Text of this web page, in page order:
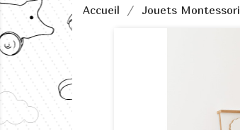
Accueil Jouets Montessori